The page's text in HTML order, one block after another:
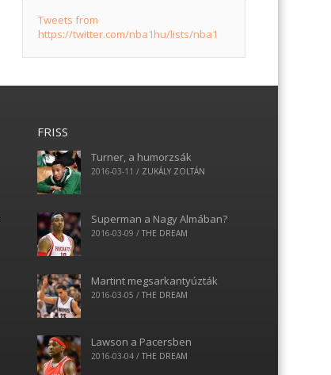
Tweets from
https://twitter.com/nba1hu/lists/nba1
FRISS
Turner, a humorzsák
2016-03-11 / ZUKÁLY ZOLTÁN
Superman a Nagy Almában?
2016-03-09 /THE DREAM
Martint megsarkantyúzták
2016-03-05 /THE DREAM
Lawson a Pacersben
2016-03-04 /THE DREAM